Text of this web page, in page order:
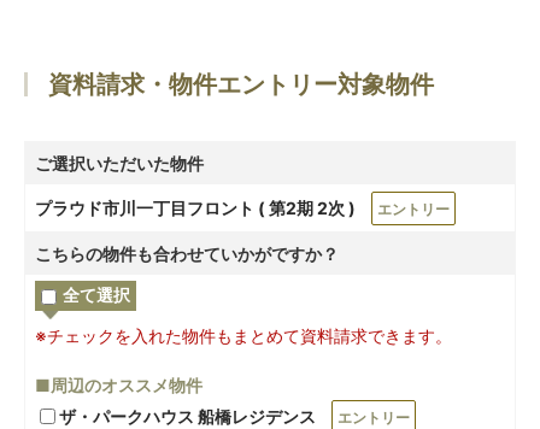
資料請求・物件エントリー対象物件
ご選択いただいた物件
プラウド市川一丁目フロント ( 第2期 2次 ) エントリー
こちらの物件も合わせていかがですか？
全て選択
※チェックを入れた物件もまとめて資料請求できます。
■周辺のオススメ物件
ザ・パークハウス 船橋レジデンス
エントリー